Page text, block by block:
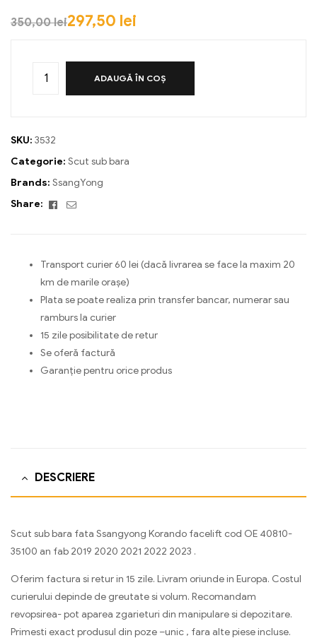
350,00lei297,50 lei
ADAUGĂ ÎN COȘ
SKU: 3532
Categorie: Scut sub bara
Brands: SsangYong
Share:
Facebook
Email
Transport curier 60 lei (dacă livrarea se face la maxim 20
km de marile orașe)
Plata se poate realiza prin transfer bancar, numerar sau
ramburs la curier
15 zile posibilitate de retur
Se oferă factură
Garanție pentru orice produs
DESCRIERE
Scut sub bara fata Ssangyong Korando facelift cod OE 40810-
35100 an fab 2019 2020 2021 2022 2023 .
Oferim factura si retur in 15 zile. Livram oriunde in Europa. Costul
curierului depinde de greutate si volum. Recomandam
revopsirea- pot aparea zgarieturi din manipulare si depozitare.
Primesti exact produsul din poze –unic , fara alte piese incluse.